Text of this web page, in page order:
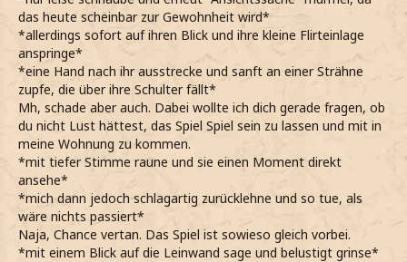
das heute scheinbar zur Gewohnheit wird*
*allerdings sofort auf ihren Blick und ihre kleine Flirteinlage
anspringe*
*eine Hand nach ihr ausstrecke und sanft an einer Strähne
zupfe, die über ihre Schulter fällt*
Mh, schade aber auch. Dabei wollte ich dich gerade fragen, ob
du nicht Lust hättest, das Spiel Spiel sein zu lassen und mit in
meine Wohnung zu kommen.
*mit tiefer Stimme raune und sie einen Moment direkt
ansehe*
*mich dann jedoch schlagartig zurücklehne und so tue, als
wäre nichts passiert*
Naja, Chance vertan. Das Spiel ist sowieso gleich vorbei.
*mit einem Blick auf die Leinwand sage und belustigt grinse*